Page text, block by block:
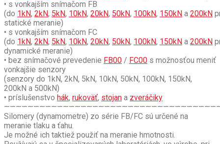
• s vonkajším snímačom FB
(do 1kN, 2kN, 5kN, 10kN, 20kN, 50kN, 100kN, 150kN a 200kN
statické meranie)
• s vonkajším snímačom FC
(do 1kN, 2kN, 5kN, 10kN, 20kN, 50kN, 100kN, 150kN a 200kN
dynamické meranie)
• bez snímačové prevedenie FB00 / FC00 s možnosťou meniť
vonkajšie senzory
(senzory do 1kN, 2kN, 5kN, 10kN, 50kN, 100kN, 150kN,
200kN a 500kN)
• príslušenstvo hák, rukoväť, stojan a zveráčiky
Silomery (dynamometre) zo série FB/FC sú určené na
meranie tlaku a ťahu.
Je možné ich taktiež použiť na meranie hmotnosti.